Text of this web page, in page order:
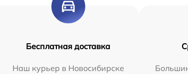
Бесплатная доставка
Наш курьер в Новосибирске